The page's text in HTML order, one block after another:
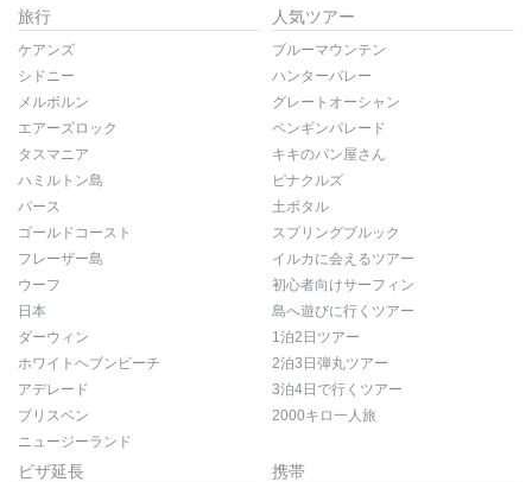
旅行
ケアンズ
シドニー
メルボルン
エアーズロック
タスマニア
ハミルトン島
パース
ゴールドコースト
フレーザー島
ウーフ
日本
ダーウィン
ホワイトヘブンビーチ
アデレード
ブリスベン
ニュージーランド
人気ツアー
ブルーマウンテン
ハンターバレー
グレートオーシャン
ペンギンパレード
キキのパン屋さん
ピナクルズ
土ボタル
スプリングブルック
イルカに会えるツアー
初心者向けサーフィン
島へ遊びに行くツアー
1泊2日ツアー
2泊3日弾丸ツアー
3泊4日で行くツアー
2000キロ一人旅
ビザ延長
携帯